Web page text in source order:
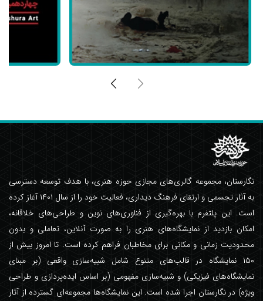
نگارستان، مجموعه گالری‌های مجازی حوزه هنری، با هدف توسعه دسترسی
به آثار تجسمی و ارتقای فرهنگ دیداری، فعالیت خود را از سال ۱۴۰۱ آغاز کرده
است. این پلتفرم با بهره‌گیری از فناوری‌های نوین و طراحی‌های خلاقانه،
امکان بازدید از نمایشگاه‌های هنری را به صورت آنلاین، تعاملی و بدون
محدودیت زمانی و مکانی برای مخاطبان فراهم کرده است. تا امروز بیش از
۱۵۰ نمایشگاه در قالب‌های متنوع شامل شبیه‌سازی واقعی (بر مبنای
نمایشگاه‌های فیزیکی) و شبیه‌سازی مفهومی (بر اساس ایده‌پردازی و طراحی
ویژه) در نگارستان اجرا شده است. این نمایشگاه‌ها مجموعه‌ای گسترده از آثار